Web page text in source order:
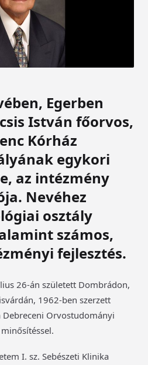
Egerben
István főorvos,
Kórház
egykori
az intézmény
Nevéhez
osztály
számos,
fejlesztés.
26-án született Dombrádon,
1962-ben szerzett
Orvostudományi
minősítéssel.
I. sz. Sebészeti Klinika